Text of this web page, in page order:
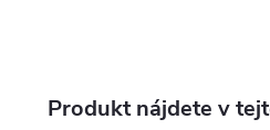
Produkt nájdete v